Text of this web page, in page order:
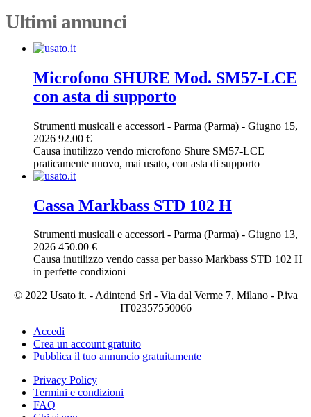
Ultimi annunci
Microfono SHURE Mod. SM57-LCE
con asta di supporto
Strumenti musicali e accessori - Parma (Parma) - Giugno 15,
2026 92.00 €
Causa inutilizzo vendo microfono Shure SM57-LCE
praticamente nuovo, mai usato, con asta di supporto
Cassa Markbass STD 102 H
Strumenti musicali e accessori - Parma (Parma) - Giugno 13,
2026 450.00 €
Causa inutilizzo vendo cassa per basso Markbass STD 102 H
in perfette condizioni
© 2022 Usato it. - Adintend Srl - Via dal Verme 7, Milano - P.iva
IT02357550066
Accedi
Crea un account gratuito
Pubblica il tuo annuncio gratuitamente
Privacy Policy
Termini e condizioni
FAQ